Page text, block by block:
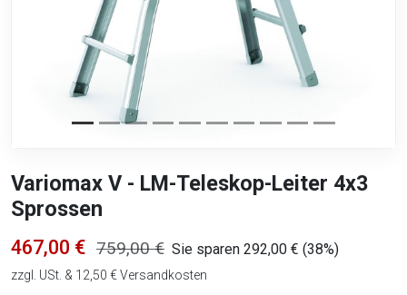
Variomax V - LM-Teleskop-Leiter 4x3
Sprossen
467,00 € 759,00 € Sie sparen 292,00 € (38%)
zzgl. USt. & 12,50 € Versandkosten